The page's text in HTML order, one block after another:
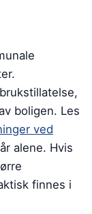
boligen. Les
ved
alene. Hvis
finnes i